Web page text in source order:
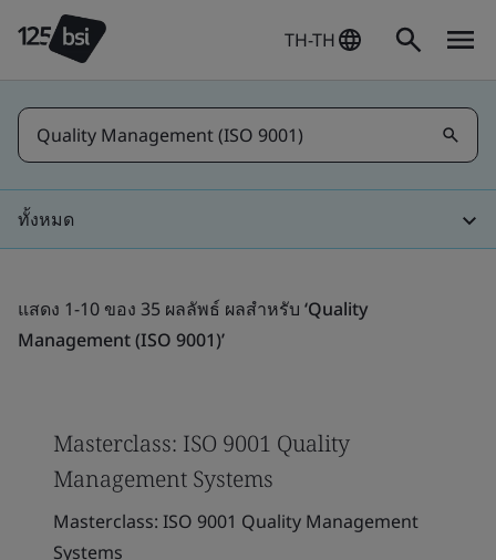
TH-TH
ทั้งหมด
แสดง 1-10 ของ 35 ผลลัพธ์ ผลสําหรับ ‘Quality
Management (ISO 9001)’
Masterclass: ISO 9001 Quality
Management Systems
Masterclass: ISO 9001 Quality Management
Systems